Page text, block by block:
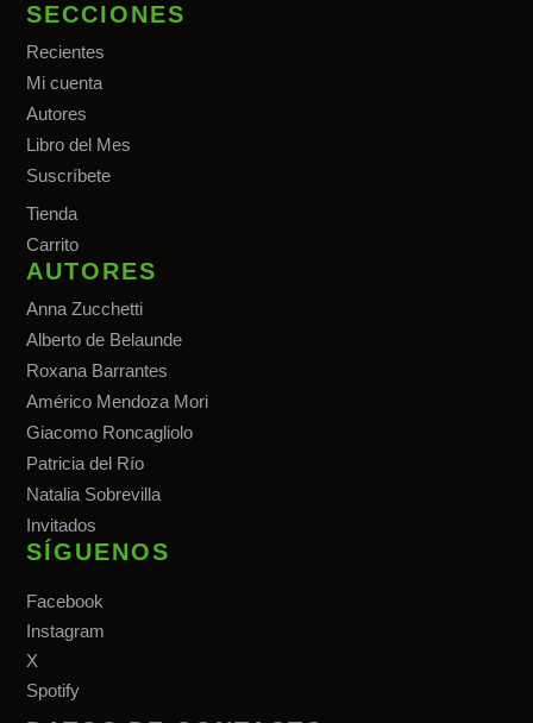
SECCIONES
Recientes
Mi cuenta
Autores
Libro del Mes
Suscríbete
Tienda
Carrito
AUTORES
Anna Zucchetti
Alberto de Belaunde
Roxana Barrantes
Américo Mendoza Mori
Giacomo Roncagliolo
Patricia del Río
Natalia Sobrevilla
Invitados
SÍGUENOS
Facebook
Instagram
X
Spotify